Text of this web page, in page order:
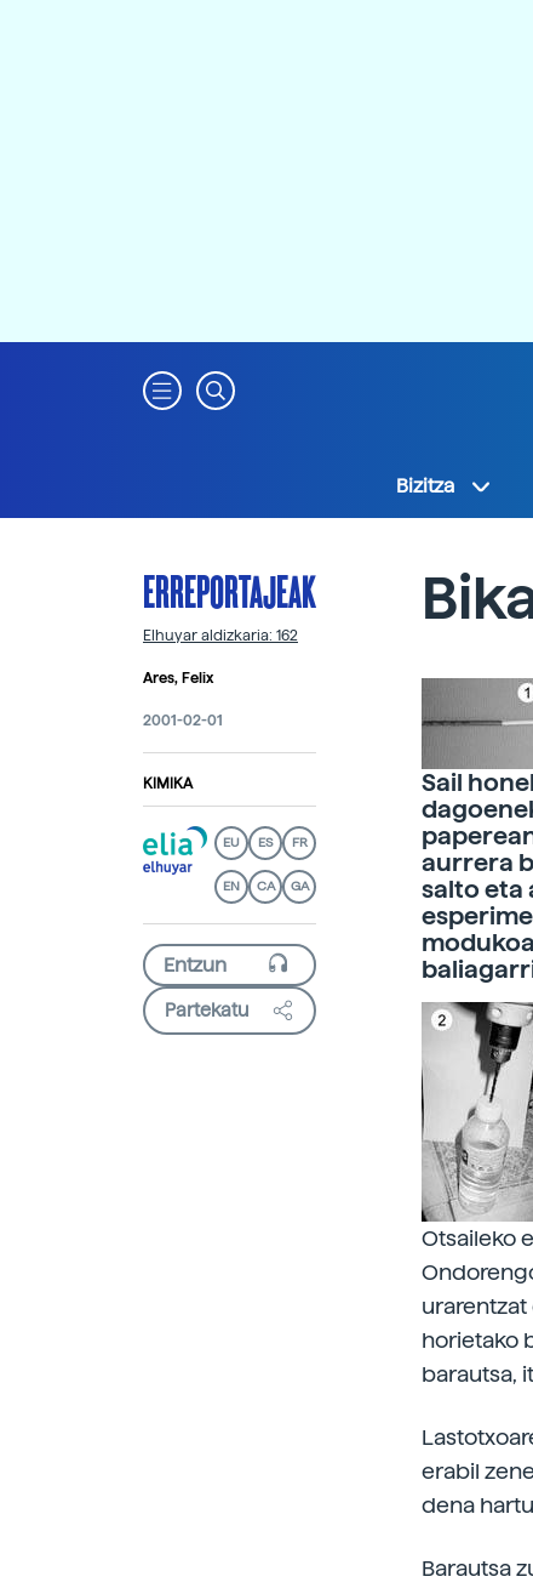
Bizitza
ERREPORTAJEAK
Elhuyar aldizkaria: 162
Ares, Felix
2001-02-01
KIMIKA
EU ES FR
EN CA GA
Partekatu
Sail
aurrera
salto eta
Otsaileko
horietako
barautsa,
erabil
dena
Barautsa